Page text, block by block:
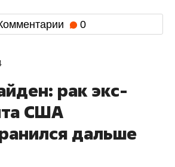
0
рак экс-
США
дальше